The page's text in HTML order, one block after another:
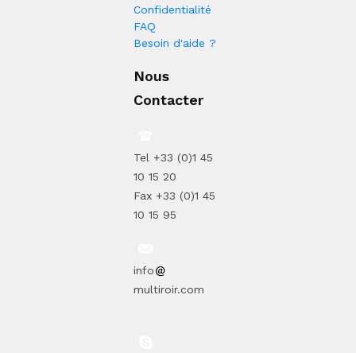
Confidentialité
FAQ
Besoin d'aide ?
Nous
Contacter
Tel +33 (0)1 45
10 15 20
Fax +33 (0)1 45
10 15 95
info
multiroir.com